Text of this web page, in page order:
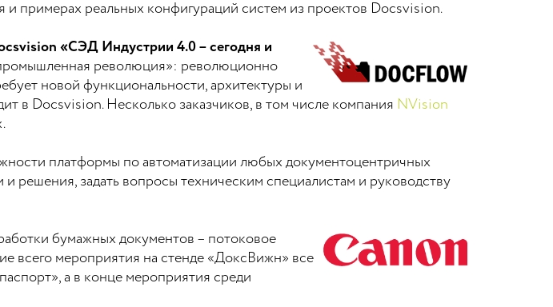
примерах реальных конфигураций систем из проектов Docsvision.
«СЭД Индустрии 4.0 – сегодня и
революция»: революционно
новой функциональности, архитектуры и
в Docsvision. Несколько заказчиков, в том числе компания NVision
платформы по автоматизации любых документоцентричных
решения, задать вопросы техническим специалистам и руководству
бумажных документов – потоковое
всего мероприятия на стенде «ДоксВижн» все
а в конце мероприятия среди